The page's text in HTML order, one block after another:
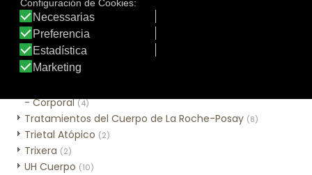
Sweet Lemon (3)
Tar-Plus (2)
Thé des Vignes
Time Control Corporal
Tratamiento tópico
- Corporal (4)
Tratamientos del Cuerpo de La Roche-Posay (8)
Trietal Atópico (2)
Trixera (2)
UH Cuerpo (10)